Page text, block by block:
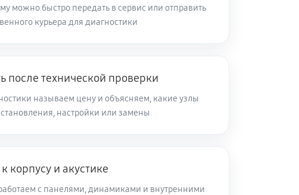
можно быстро передать в сервис или отправить
курьера для диагностики
после технической проверки
называем цену и объясняем, какие узлы
настройки или замены
корпусу и акустике
с панелями, динамиками и внутренними